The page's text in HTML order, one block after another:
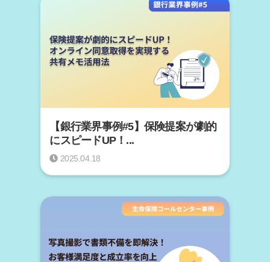
【銀行業界事例#5】保険提案が劇的
にスピードUP！...
2025.04.18